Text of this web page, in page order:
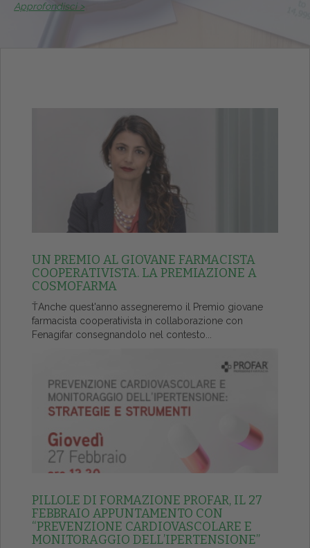
Approfondisci >
UN PREMIO AL GIOVANE FARMACISTA
COOPERATIVISTA. LA PREMIAZIONE A
COSMOFARMA
ŤAnche quest'anno assegneremo il Premio giovane
farmacista cooperativista in collaborazione con
Fenagifar consegnandolo nel contesto...
PILLOLE DI FORMAZIONE PROFAR, IL 27
FEBBRAIO APPUNTAMENTO CON
“PREVENZIONE CARDIOVASCOLARE E
MONITORAGGIO DELL’IPERTENSIONE”